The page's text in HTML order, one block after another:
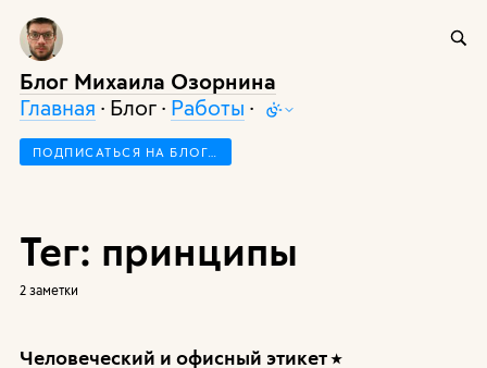
Блог Михаила Озорнина
Главная · Блог · Работы ·
ПОДПИСАТЬСЯ НА БЛОГ…
Тег: принципы
2 заметки
Человеческий и офисный этикет